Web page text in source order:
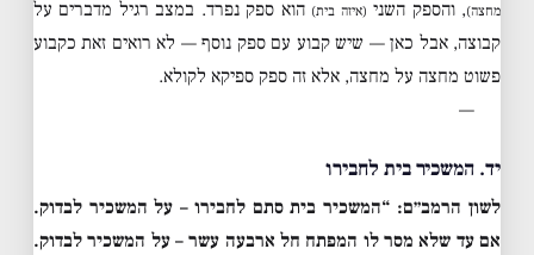
מחצה), והספק השני (איזה בית) הוא ספק נפרד. במצב רגיל מדברים על
קבוצה, אבל כאן — שיש קבוע עם ספק נוסף — לא רואים זאת כקבוע
פשוט מחצה על מחצה, אלא זה ספק ספיקא לקולא.
—
יד. המשכיר בית לחבירו
לשון הרמב״ם: “המשכיר בית סתם לחבירו – על המשכיר לבדוק.
אם עד שלא מסר לו המפתח חל ארבעה עשר – על המשכיר לבדוק.